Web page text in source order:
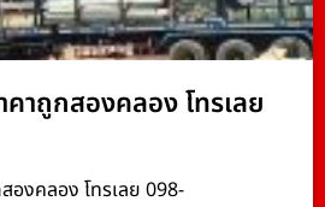
คาถูกสองคลอง โทรเลย
องคลอง โทรเลย 098-